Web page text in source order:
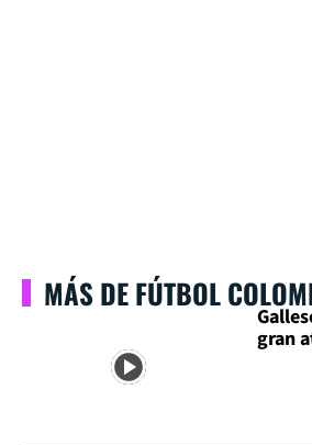
MÁS DE FÚTBOL
gran